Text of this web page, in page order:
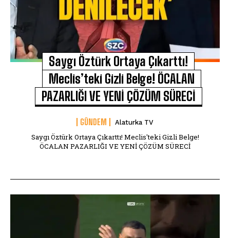
Saygı Öztürk Ortaya Çıkarttı!
Meclis’teki Gizli Belge! ÖCALAN
PAZARLIĞI VE YENİ ÇÖZÜM SÜRECİ
GÜNDEM Alaturka TV
Saygı Öztürk Ortaya Çıkarttı! Meclis'teki Gizli Belge!
ÖCALAN PAZARLIĞI VE YENİ ÇÖZÜM SÜRECİ